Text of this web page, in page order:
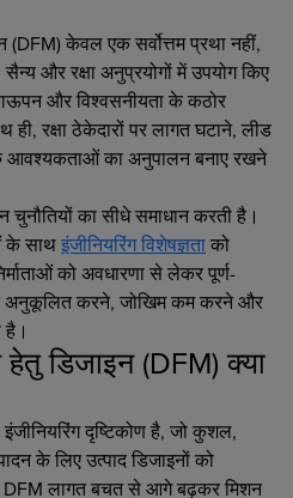
(DFM) केवल एक सर्वोत्तम प्रथा नहीं,
और रक्षा अनुप्रयोगों में उपयोग किए
और विश्वसनीयता के कठोर
ही, रक्षा ठेकेदारों पर लागत घटाने, लीड
आवश्यकताओं का अनुपालन बनाए रखने
का सीधे समाधान करती है।
के साथइंजीनियरिंग विशेषज्ञताको
को अवधारणा से लेकर पूर्ण-
अनुकूलित करने, जोखिम कम करने और
है।
हेतु डिजाइन (DFM) क्या
दृष्टिकोण है, जो कुशल,
के लिए उत्पाद डिजाइनों को
DFM लागत बचत से आगे बढ़कर मिशन